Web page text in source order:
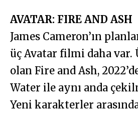
AVATAR: FIRE AND ASH
James Cameron’ın
üç Avatar filmi daha var.
olan Fire and Ash,
Water ile aynı anda
Yeni karakterler